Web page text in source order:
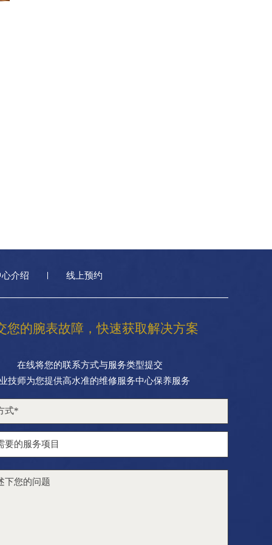
心介绍 线上预约
您的腕表故障，快速获取解决方案
在线将您的联系方式与服务类型提交
技师为您提供高水准的维修服务中心保养服务